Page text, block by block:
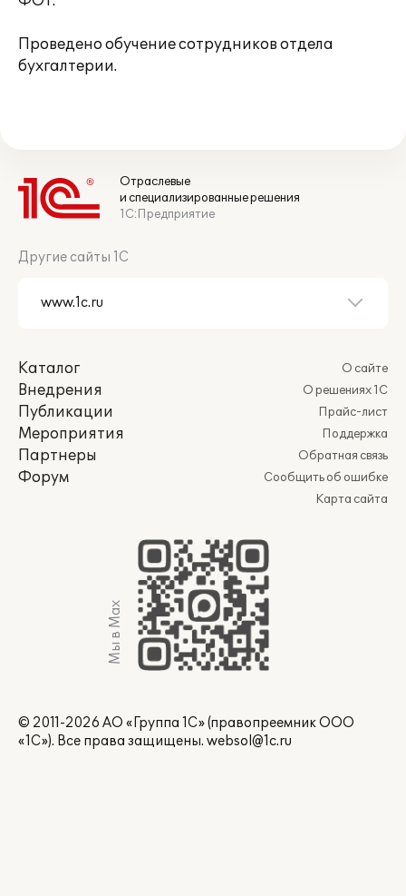
Проведено обучение сотрудников отдела
бухгалтерии.
Отраслевые
и специализированные решения
1С:Предприятие
Другие сайты 1С
Каталог
Внедрения
Публикации
Мероприятия
Партнеры
Форум
О сайте
О решениях 1С
Прайс-лист
Поддержка
Обратная связь
Сообщить об ошибке
Карта сайта
Мы в Max
© 2011-2026 АО «Группа 1С» (правопреемник ООО
«1С»). Все права защищены. websol@1c.ru